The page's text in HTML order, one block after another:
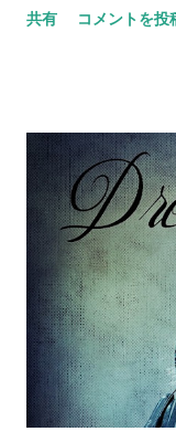
できるということを
することが多く、良
本では蝶は神聖な生
て...
す。例えば、ギリシ
ージをさらに不気味
す。ゾンビは、死者
す。ゾンビは、特に
ており、ハイチでは
が復活し、農園で
映画においては、
ブ・ザ・リビング
られるようになり
性、人間性の欠如な
作品が多く制作され
共有 コメントを投